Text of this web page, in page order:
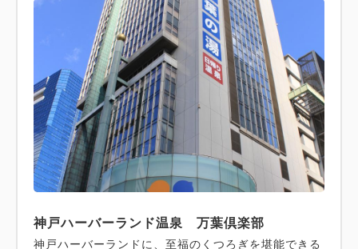
神戸ハーバーランド温泉 万葉倶楽部
神戸ハーバーランドに、至福のくつろぎを堪能できる